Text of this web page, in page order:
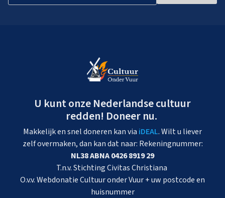
U kunt onze Nederlandse cultuur
redden! Doneer nu.
Makkelijk en snel doneren kan via iDEAL. Wilt u liever
zelf overmaken, dan kan dat naar: Rekeningnummer:
NL38 ABNA 0426 8919 29
T.n.v. Stichting Civitas Christiana
O.v.v. Webdonatie Cultuur onder Vuur + uw postcode en
huisnummer